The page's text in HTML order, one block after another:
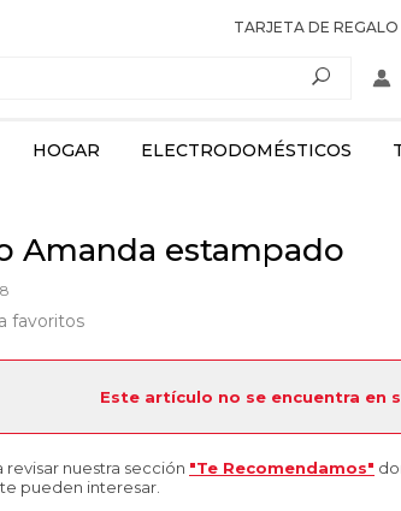
TARJETA DE REGALO
HOGAR ELECTRODOMÉSTICOS
Amanda estampado
favoritos
Este artículo no se encuentra en
revisar nuestra sección "Te Recomendamos"
pueden interesar.